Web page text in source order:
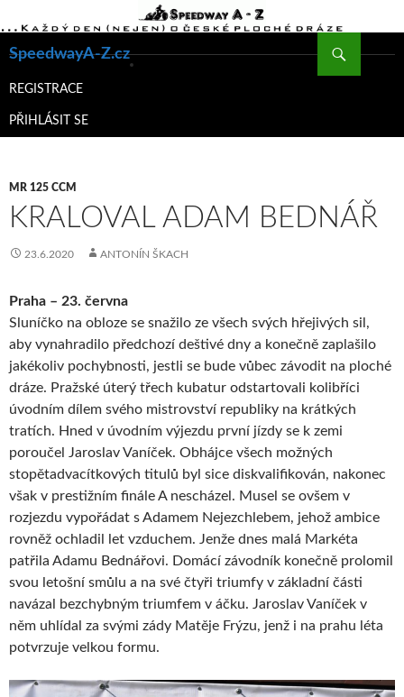
SpeedwayA-Z.cz
K
WEBU
REGISTRACE
PŘIHLÁSIT SE
MR 125 CCM
KRALOVAL ADAM BEDNÁŘ
23.6.2020 ANTONÍN ŠKACH
Praha – 23. června
Sluníčko na obloze se snažilo ze všech svých hřejivých sil,
aby vynahradilo předchozí deštivé dny a konečně zaplašilo
jakékoliv pochybnosti, jestli se bude vůbec závodit na ploché
dráze. Pražské úterý třech kubatur odstartovali kolibříci
úvodním dílem svého mistrovství republiky na krátkých
tratích. Hned v úvodním výjezdu první jízdy se k zemi
poroučel Jaroslav Vaníček. Obhájce všech možných
stopětadvacítkových titulů byl sice diskvalifikován, nakonec
však v prestižním finále A nescházel. Musel se ovšem v
rozjezdu vypořádat s Adamem Nejezchlebem, jehož ambice
rovněž ochladil let vzduchem. Jenže dnes malá Markéta
patřila Adamu Bednářovi. Domácí závodník konečně prolomil
svou letošní smůlu a na své čtyři triumfy v základní části
navázal bezchybným triumfem v áčku. Jaroslav Vaníček v
něm uhlídal za svými zády Matěje Frýzu, jenž i na prahu léta
potvrzuje velkou formu.